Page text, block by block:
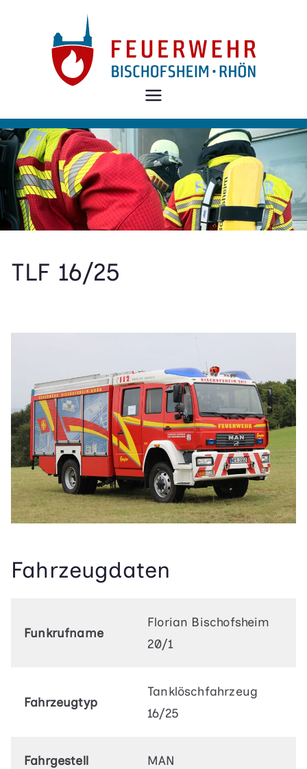
springen
Feuerwehr
Bischofshei
m i.d.Rhön
TLF 16/25
Fahrzeugdaten
Funkrufname
Florian Bischofsheim
20/1
Fahrzeugtyp
Tanklöschfahrzeug
16/25
Fahrgestell MAN